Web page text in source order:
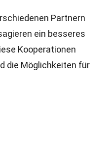
Partnern
ein besseres
Kooperationen
die Möglichkeiten für